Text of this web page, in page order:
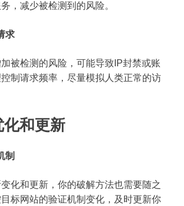
，减少被检测到的风险。
求
被检测的风险，可能导致IP封禁或账
制请求频率，尽量模拟人类正常的访
化和更新
制
化和更新，你的破解方法也需要随之
标网站的验证机制变化，及时更新你